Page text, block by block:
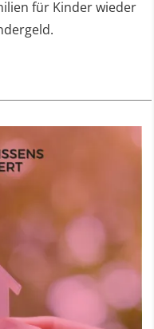
für Kinder wieder